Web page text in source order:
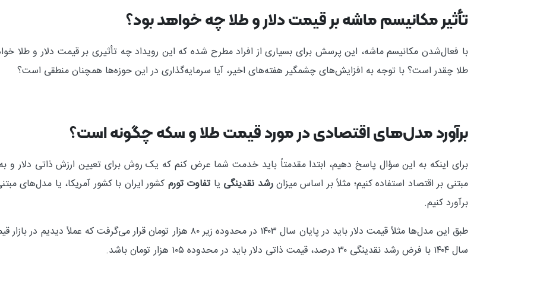
تأثیر مکانیسم ماشه بر قیمت دلار و طلا چه خواهد بود؟
با فعال‌شدن مکانیسم ماشه، این پرسش برای بسیاری از افراد مطرح شده که این رویداد چه تأثیری بر قیمت دلار و طلا
طلا چقدر است؟ با توجه به افزایش‌های چشمگیر هفته‌های اخیر، آیا سرمایه‌گذاری در این حوزه‌ها همچنان منطقی است؟
برآورد مدل‌های اقتصادی در مورد قیمت طلا و سکه چگونه است؟
برای اینکه به این سؤال پاسخ دهیم، ابتدا مقدمتاً باید خدمت شما عرض کنم که یک روش برای تعیین ارزش ذاتی دلار و
مبتنی بر اقتصاد استفاده کنیم؛ مثلاً بر اساس میزانرشد نقدینگی یا تفاوت تورم کشور ایران با کشور آمریکا، یا مدل‌های
برآورد کنیم.
طبق این مدل‌ها مثلاً قیمت دلار باید در پایان سال ۱۴۰۳ در محدوده زیر ۸۰ هزار تومان
سال ۱۴۰۴ با فرض رشد نقدینگی ۳۰ درصد، قیمت ذاتی دلار باید در محدوده ۱۰۵ هزار تومان باشد.